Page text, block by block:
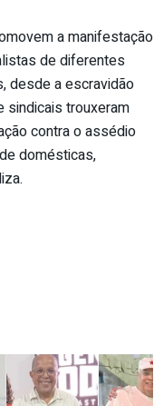
a manifestação
de diferentes
desde a escravidão
sindicais trouxeram
contra o assédio
domésticas,